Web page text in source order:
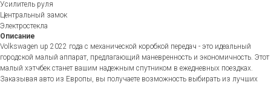
Усилитель руля
Центральный замок
Электростекла
Описание
Volkswagen up 2022 года с механической коробкой передач - это идеальный
городской малый аппарат, предлагающий маневренность и экономичность. Этот
малый хэтчбек станет вашим надежным спутником в ежедневных поездках.
Заказывая авто из Европы, вы получаете возможность выбирать из лучших